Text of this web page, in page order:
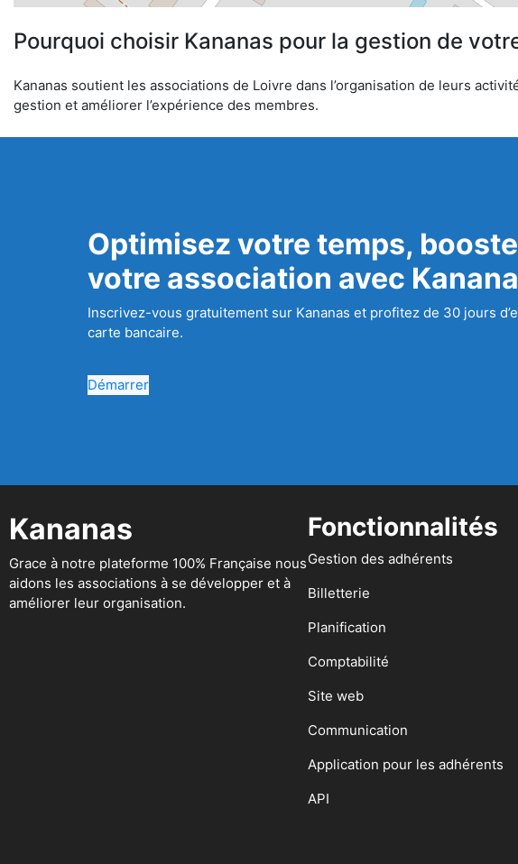
Pourquoi choisir Kananas pour la gestion de
Kananas soutient les associations de Loivre dans l’organisation de leurs
gestion et améliorer l’expérience des membres.
Optimisez votre temps,
votre association avec
Inscrivez-vous gratuitement sur Kananas et profitez de 30 jours
carte bancaire.
Démarrer
Kananas
Grace à notre plateforme 100% Française nous
aidons les associations à se développer et à
améliorer leur organisation.
Fonctionnalités
Gestion des adhérents
Billetterie
Planification
Comptabilité
Site web
Communication
Application pour les adhérents
API